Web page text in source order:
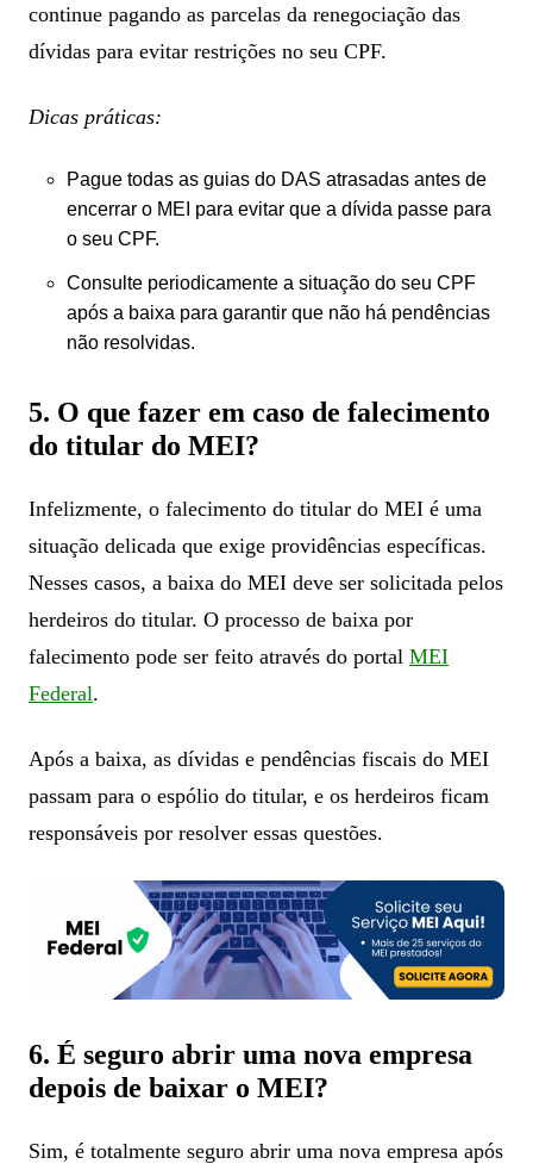
continue pagando as parcelas da renegociação das
dívidas para evitar restrições no seu CPF.
Dicas práticas:
Pague todas as guias do DAS atrasadas antes de
encerrar o MEI para evitar que a dívida passe para
o seu CPF.
Consulte periodicamente a situação do seu CPF
após a baixa para garantir que não há pendências
não resolvidas.
5. O que fazer em caso de falecimento
do titular do MEI?
Infelizmente, o falecimento do titular do MEI é uma
situação delicada que exige providências específicas.
Nesses casos, a baixa do MEI deve ser solicitada pelos
herdeiros do titular. O processo de baixa por
falecimento pode ser feito através do portal MEI
Federal.
Após a baixa, as dívidas e pendências fiscais do MEI
passam para o espólio do titular, e os herdeiros ficam
responsáveis por resolver essas questões.
6. É seguro abrir uma nova empresa
depois de baixar o MEI?
Sim, é totalmente seguro abrir uma nova empresa após